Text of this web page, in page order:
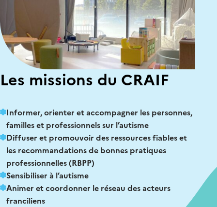
Les missions du CRAIF
Informer, orienter et accompagner les personnes,
familles et professionnels sur l’autisme
Diffuser et promouvoir des ressources fiableset
les recommandations de bonnes pratiques
professionnelles (RBPP)
Sensibiliser à l’autisme
Animer et coordonner le réseau des acteurs
franciliens